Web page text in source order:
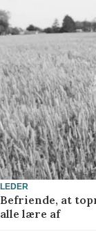
LEDER
Befriende, at
alle lære af